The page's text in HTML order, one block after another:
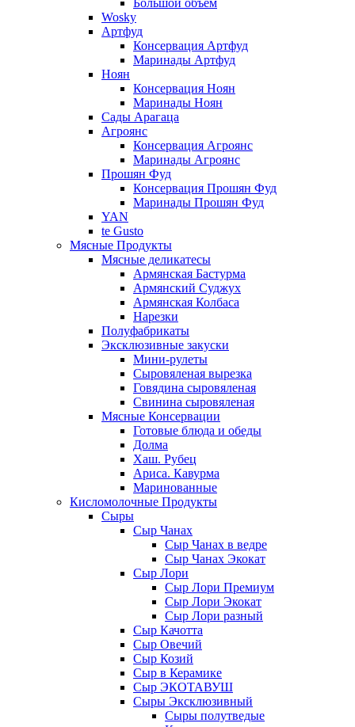
Большой объем
Wosky
Артфуд
Консервация Артфуд
Маринады Артфуд
Ноян
Консервация Ноян
Маринады Ноян
Сады Арагаца
Агроянс
Консервация Агроянс
Маринады Агроянс
Прошян Фуд
Консервация Прошян Фуд
Маринады Прошян Фуд
YAN
te Gusto
Мясные Продукты
Мясные деликатесы
Армянская Бастурма
Армянский Суджух
Армянская Колбаса
Нарезки
Полуфабрикаты
Эксклюзивные закуски
Мини-рулеты
Сыровяленая вырезка
Говядина сыровяленая
Свинина сыровяленая
Мясные Консервации
Готовые блюда и обеды
Долма
Хаш. Рубец
Ариса. Кавурма
Маринованные
Кисломолочные Продукты
Сыры
Сыр Чанах
Сыр Чанах в ведре
Сыр Чанах Экокат
Сыр Лори
Сыр Лори Премиум
Сыр Лори Экокат
Сыр Лори разный
Сыр Качотта
Сыр Овечий
Сыр Козий
Сыр в Керамике
Сыр ЭКОТАВУШ
Сыры Эксклюзивный
Сыры полутведые